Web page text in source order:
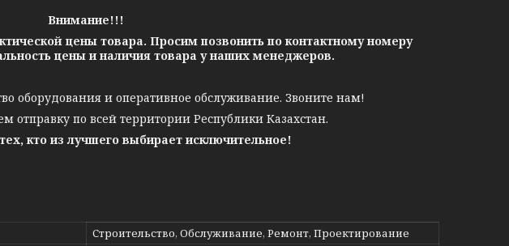
Внимание!!!
цены товара. Просим позвонить по контактному номеру
цены и наличия товара у наших менеджеров.
оборудования и оперативное обслуживание. Звоните нам!
отправку по всей территории Республики Казахстан.
кто из лучшего выбирает исключительное!
Строительство, Обслуживание, Ремонт, Проектирование